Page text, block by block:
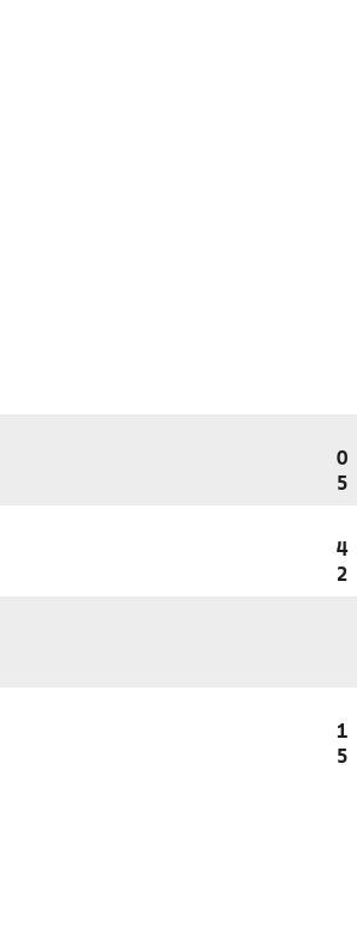
0
5
4
2
1
5